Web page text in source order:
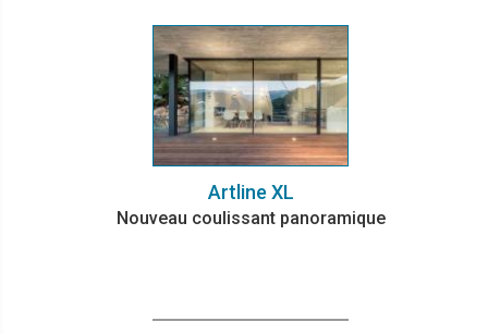
Artline XL
Nouveau coulissant panoramique